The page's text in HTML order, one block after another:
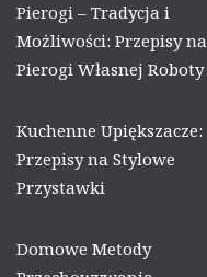
Pierogi – Tradycja i
Możliwości: Przepisy na
Pierogi Własnej Roboty
Kuchenne Upiększacze:
Przepisy na Stylowe
Przystawki
Domowe Metody